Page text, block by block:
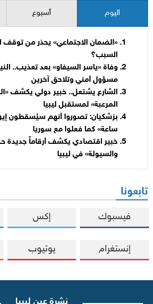
اليوم أسبوع
«الضمان الاجتماعي» يحذر من توقف
السبب؟
وفاة «ياسر السيفاو» بعد تعذيب..
مسؤول أمني وتلاحق آخرين
الشارع يشتعل.. خبير دولي يكشف
المرعبة» لمستقبل ليبيا
ساعة» كما فعلوا مع سوريا
خبير اقتصادي يكشف أرقاماً جديدة
والسيولة» في ليبيا
تابعونا
فيسبوك إكس
إنستغرام يوتيوب
نشرة عين ليبيا